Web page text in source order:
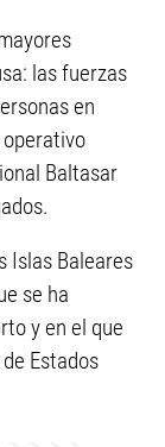
las fuerzas
en
Baltasar
Islas Baleares
se ha
y en el que
Estados